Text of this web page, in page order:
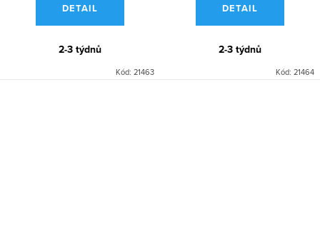
DETAIL
2-3 týdnů
Kód: 21463
DETAIL
2-3 týdnů
Kód: 21464